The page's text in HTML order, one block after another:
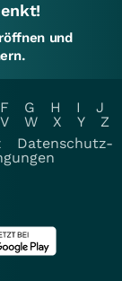
und
F G H I
J
V W X Y
Z
Datenschutz-